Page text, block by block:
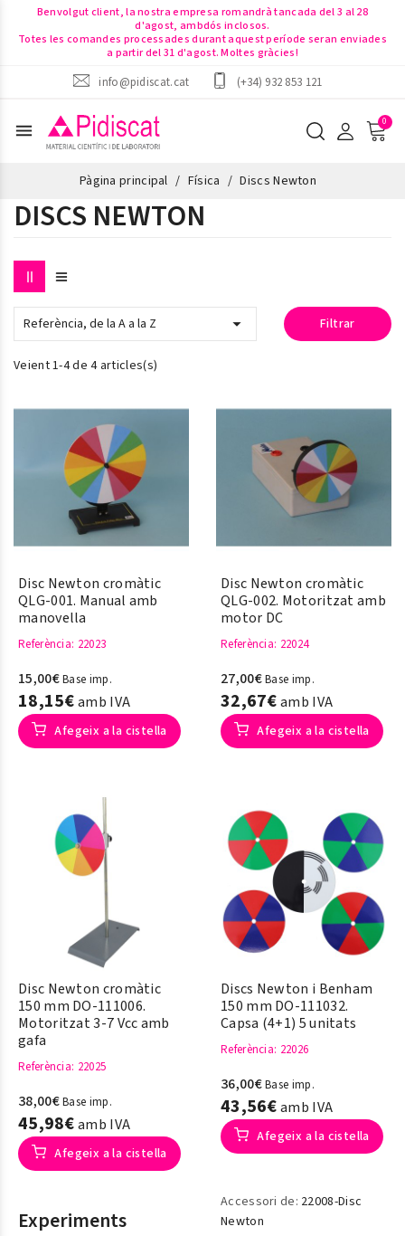
Benvolgut client, la nostra empresa romandrà tancada del 3 al 28
d'agost, ambdós inclosos.
Totes les comandes processades durant aquest període seran enviades
a partir del 31 d'agost. Moltes gràcies!
info@pidiscat.cat
(+34) 932 853 121
menu
Pàgina principal Física Discs Newton
DISCS NEWTON
Referència, de la A a la Z  Filtrar
Veient 1-4 de 4 articles(s)
Disc Newton cromàtic
QLG-001. Manual amb
manovella
Referència: 22023
15,00€Base imp.
18,15€amb IVA
Afegeix a la cistella
Disc Newton cromàtic
QLG-002. Motoritzat amb
motor DC
Referència: 22024
27,00€Base imp.
32,67€amb IVA
Afegeix a la cistella
Disc Newton cromàtic
150 mm DO-111006.
Motoritzat 3-7 Vcc amb
gafa
Referència: 22025
38,00€Base imp.
45,98€amb IVA
Afegeix a la cistella
Experiments
Discs Newton i Benham
150 mm DO-111032.
Capsa (4+1) 5 unitats
Referència: 22026
36,00€Base imp.
43,56€amb IVA
Afegeix a la cistella
Accessori de: 22008-Disc
Newton